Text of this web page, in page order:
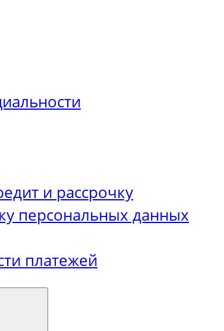
и рассрочку
персональных данных
платежей